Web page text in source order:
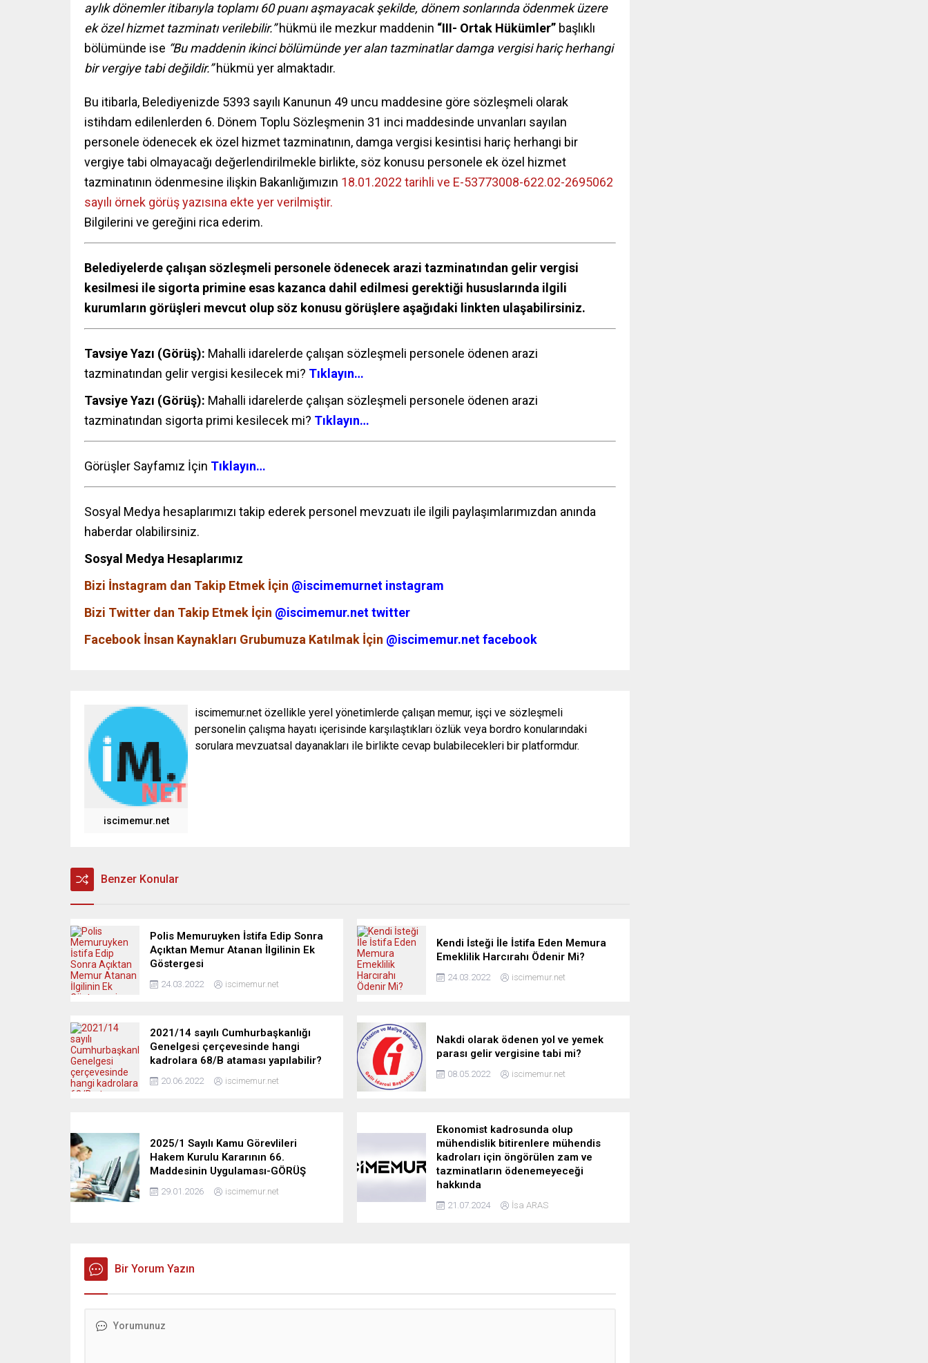
aylık dönemler itibarıyla toplamı 60 puanı aşmayacak şekilde, dönem sonlarında ödenmek üzere
ek özel hizmet tazminatı verilebilir.”hükmü ile mezkur maddenin “III- Ortak Hükümler” başlıklı
bölümünde ise “Bu maddenin ikinci bölümünde yer alan tazminatlar damga vergisi hariç herhangi
bir vergiye tabi değildir.”hükmü yer almaktadır.
Bu itibarla, Belediyenizde 5393 sayılı Kanunun 49 uncu maddesine göre sözleşmeli olarak
istihdam edilenlerden 6. Dönem Toplu Sözleşmenin 31 inci maddesinde unvanları sayılan
personele ödenecek ek özel hizmet tazminatının, damga vergisi kesintisi hariç herhangi bir
vergiye tabi olmayacağı değerlendirilmekle birlikte, söz konusu personele ek özel hizmet
tazminatının ödenmesine ilişkin Bakanlığımızın 18.01.2022 tarihli ve E-53773008-622.02-2695062
sayılı örnek görüş yazısına ekte yer verilmiştir.
Bilgilerini ve gereğini rica ederim.
Belediyelerde çalışan sözleşmeli personele ödenecek arazi tazminatından gelir vergisi
kesilmesi ile sigorta primine esas kazanca dahil edilmesi gerektiği hususlarında ilgili
kurumların görüşleri mevcut olup söz konusu görüşlere aşağıdaki linkten ulaşabilirsiniz.
Tavsiye Yazı (Görüş): Mahalli idarelerde çalışan sözleşmeli personele ödenen arazi
tazminatından gelir vergisi kesilecek mi? Tıklayın…
Tavsiye Yazı (Görüş): Mahalli idarelerde çalışan sözleşmeli personele ödenen arazi
tazminatından sigorta primi kesilecek mi? Tıklayın…
Görüşler Sayfamız İçin Tıklayın…
Sosyal Medya hesaplarımızı takip ederek personel mevzuatı ile ilgili paylaşımlarımızdan anında
haberdar olabilirsiniz.
Sosyal Medya Hesaplarımız
Bizi İnstagram dan Takip Etmek İçin @iscimemurnet instagram
Bizi Twitter dan Takip Etmek İçin @iscimemur.net twitter
Facebook İnsan Kaynakları Grubumuza Katılmak İçin @iscimemur.net facebook
iscimemur.net
iscimemur.net özellikle yerel yönetimlerde çalışan memur, işçi ve sözleşmeli
personelin çalışma hayatı içerisinde karşılaştıkları özlük veya bordro konularındaki
sorulara mevzuatsal dayanakları ile birlikte cevap bulabilecekleri bir platformdur.
Benzer Konular
Polis Memuruyken İstifa Edip Sonra
Açıktan Memur Atanan İlgilinin Ek
Göstergesi
24.03.2022 iscimemur.net
Kendi İsteği İle İstifa Eden Memura
Emeklilik Harcırahı Ödenir Mi?
24.03.2022 iscimemur.net
2021/14 sayılı Cumhurbaşkanlığı
Genelgesi çerçevesinde hangi
kadrolara 68/B ataması yapılabilir?
20.06.2022 iscimemur.net
Nakdi olarak ödenen yol ve yemek
parası gelir vergisine tabi mi?
08.05.2022 iscimemur.net
2025/1 Sayılı Kamu Görevlileri
Hakem Kurulu Kararının 66.
Maddesinin Uygulaması-GÖRÜŞ
29.01.2026 iscimemur.net
Ekonomist kadrosunda olup
mühendislik bitirenlere mühendis
kadroları için öngörülen zam ve
tazminatların ödenemeyeceği
hakkında
21.07.2024 İsa ARAS
Bir Yorum Yazın